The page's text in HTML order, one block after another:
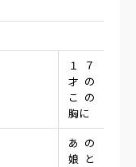
１７
才の
この
胸に
あの
娘と